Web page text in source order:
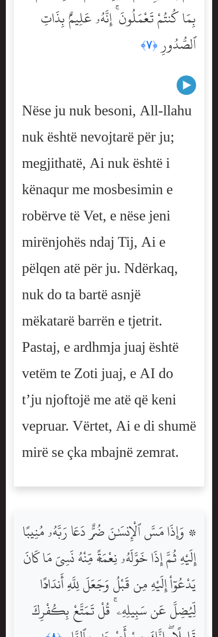
بِمَا كُنتُمْ تَعْمَلُونَ ۚ إِنَّهُۥ عَلِيمٌۢ بِذَاتِ
ٱلصُّدُورِ ﴿٧﴾
Nëse ju nuk besoni, All-llahu
nuk është nevojtarë për ju;
megjithatë, Ai nuk është i
kënaqur me mosbesimin e
robërve të Vet, e nëse jeni
mirënjohës ndaj Tij, Ai e
pëlqen atë për ju. Ndërkaq,
nuk do ta bartë asnjë
mëkatarë barrën e tjetrit.
Pastaj, e ardhmja juaj është
vetëm te Zoti juaj, e AI do
t’ju njoftojë me atë që keni
vepruar. Vërtet, Ai e di shumë
mirë se çka mbajnë zemrat.
۞ وَإِذَا مَسَّ ٱلْإِنسَٰنَ ضُرٌّۭ دَعَا رَبَّهُۥ مُنِيبًا
إِلَيْهِ ثُمَّ إِذَا خَوَّلَهُۥ نِعْمَةًۭ مِّنْهُ نَسِىَ مَا كَانَ
يَدْعُوٓاْ إِلَيْهِ مِن قَبْلُ وَجَعَلَ لِلَّهِ أَندَادًۭا
لِّيُضِلَّ عَن سَبِيلِهِۦ ۚ قُلْ تَمَتَّعْ بِكُفْرِكَ